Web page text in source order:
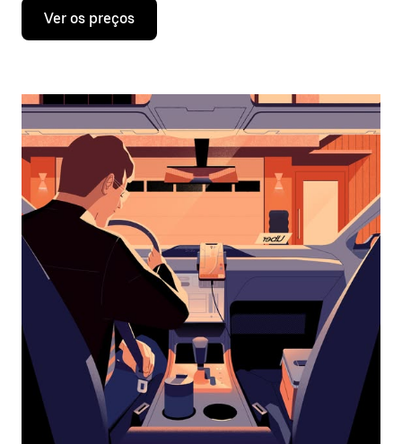
Prima
tecla
interagir
o
calendário
selecionar
uma
data.
Prima
o
botão
o
calendário.
Ver os preços